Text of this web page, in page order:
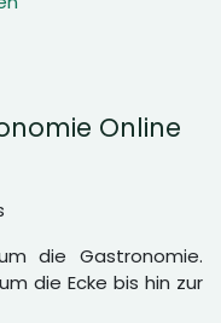
Online
die Gastronomie.
die Ecke bis hin zur